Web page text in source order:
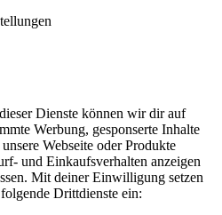
Dienste können wir dir auf
Werbung, gesponserte Inhalte
Webseite oder Produkte
und Einkaufsverhalten anzeigen
Mit deiner Einwilligung setzen
Drittdienste ein: